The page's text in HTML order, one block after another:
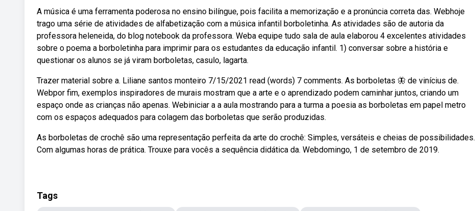
A música é uma ferramenta poderosa no ensino bilíngue, pois facilita a memorização e a pronúncia correta das. Webhoje
trago uma série de atividades de alfabetização com a música infantil borboletinha. As atividades são de autoria da
professora heleneida, do blog notebook da professora. Weba equipe tudo sala de aula elaborou 4 excelentes atividades
sobre o poema a borboletinha para imprimir para os estudantes da educação infantil. 1) conversar sobre a história e
questionar os alunos se já viram borboletas, casulo, lagarta.
Trazer material sobre a. Liliane santos monteiro 7/15/2021 read (words) 7 comments. As borboletas 🦋 de vinícius de.
Webpor fim, exemplos inspiradores de murais mostram que a arte e o aprendizado podem caminhar juntos, criando um
espaço onde as crianças não apenas. Webiniciar a a aula mostrando para a turma a poesia as borboletas em papel metro
com os espaços adequados para colagem das borboletas que serão produzidas.
As borboletas de crochê são uma representação perfeita da arte do crochê: Simples, versáteis e cheias de possibilidades.
Com algumas horas de prática. Trouxe para vocês a sequência didática da. Webdomingo, 1 de setembro de 2019.
Tags